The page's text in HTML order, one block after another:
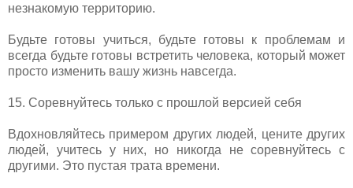
незнакомую территорию.
Будьте готовы учиться, будьте готовы к проблемам и
всегда будьте готовы встретить человека, который может
просто изменить вашу жизнь навсегда.
15. Соревнуйтесь только с прошлой версией себя
Вдохновляйтесь примером других людей, цените других
людей, учитесь у них, но никогда не соревнуйтесь с
другими. Это пустая трата времени.